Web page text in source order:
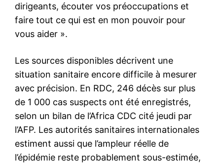
dirigeants, écouter vos préoccupations et
faire tout ce qui est en mon pouvoir pour
vous aider ».
Les sources disponibles décrivent une
situation sanitaire encore difficile à mesurer
avec précision. En RDC, 246 décès sur plus
de 1 000 cas suspects ont été enregistrés,
selon un bilan de l’Africa CDC cité jeudi par
l’AFP. Les autorités sanitaires internationales
estiment aussi que l’ampleur réelle de
l’épidémie reste probablement sous-estimée,